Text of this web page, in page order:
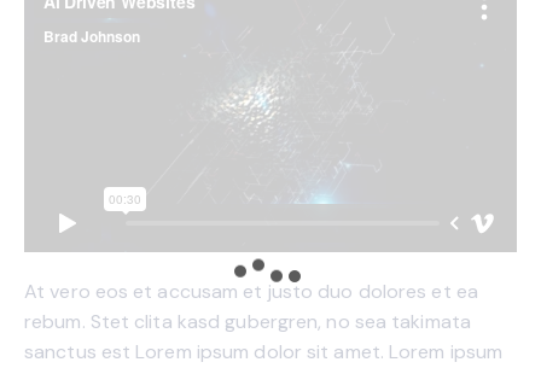
At vero eos et accusam et justo duo dolores et ea
rebum. Stet clita kasd gubergren, no sea takimata
sanctus est Lorem ipsum dolor sit amet. Lorem ipsum